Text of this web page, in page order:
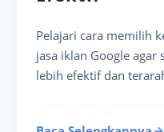
Pelajari cara memilih
jasa iklan Google agar
lebih efektif dan